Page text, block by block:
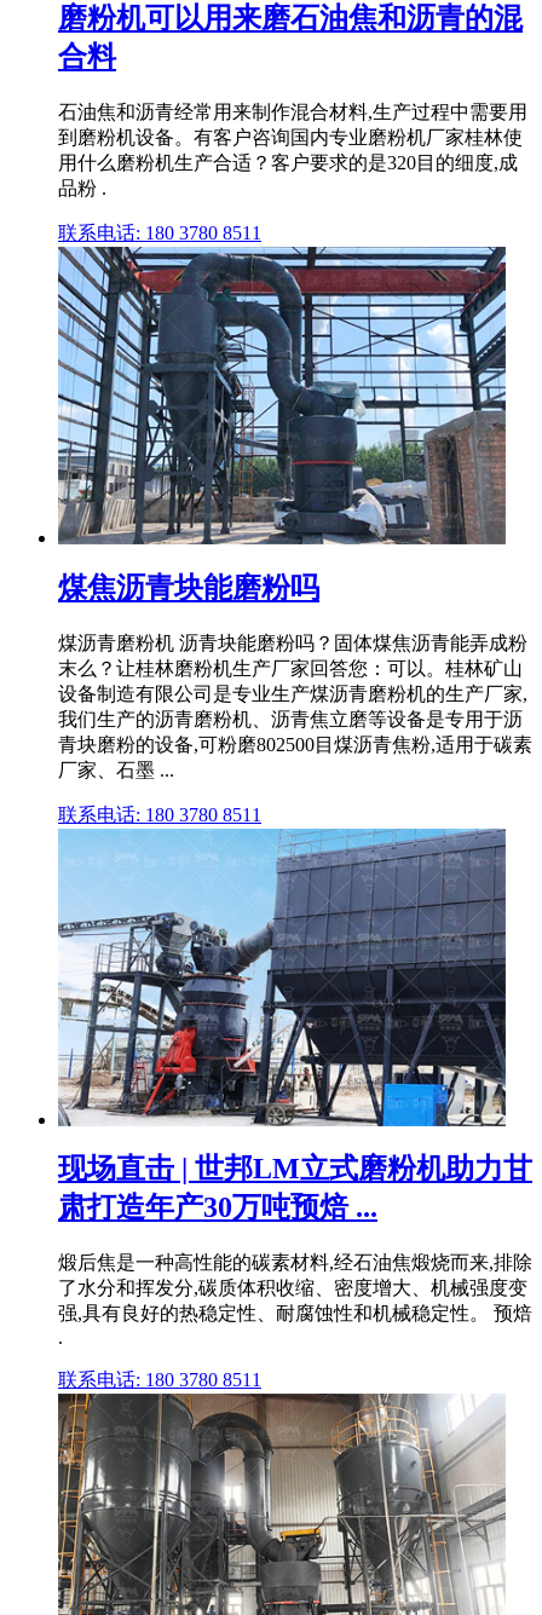
磨粉机可以用来磨石油焦和沥青的混
合料
石油焦和沥青经常用来制作混合材料,生产过程中需要用
到磨粉机设备。有客户咨询国内专业磨粉机厂家桂林使
用什么磨粉机生产合适？客户要求的是320目的细度,成
品粉 .
联系电话: 180 3780 8511
煤焦沥青块能磨粉吗
煤沥青磨粉机 沥青块能磨粉吗？固体煤焦沥青能弄成粉
末么？让桂林磨粉机生产厂家回答您：可以。桂林矿山
设备制造有限公司是专业生产煤沥青磨粉机的生产厂家,
我们生产的沥青磨粉机、沥青焦立磨等设备是专用于沥
青块磨粉的设备,可粉磨802500目煤沥青焦粉,适用于碳素
厂家、石墨 ...
联系电话: 180 3780 8511
现场直击 | 世邦LM立式磨粉机助力甘
肃打造年产30万吨预焙 ...
煅后焦是一种高性能的碳素材料,经石油焦煅烧而来,排除
了水分和挥发分,碳质体积收缩、密度增大、机械强度变
强,具有良好的热稳定性、耐腐蚀性和机械稳定性。 预焙
.
联系电话: 180 3780 8511